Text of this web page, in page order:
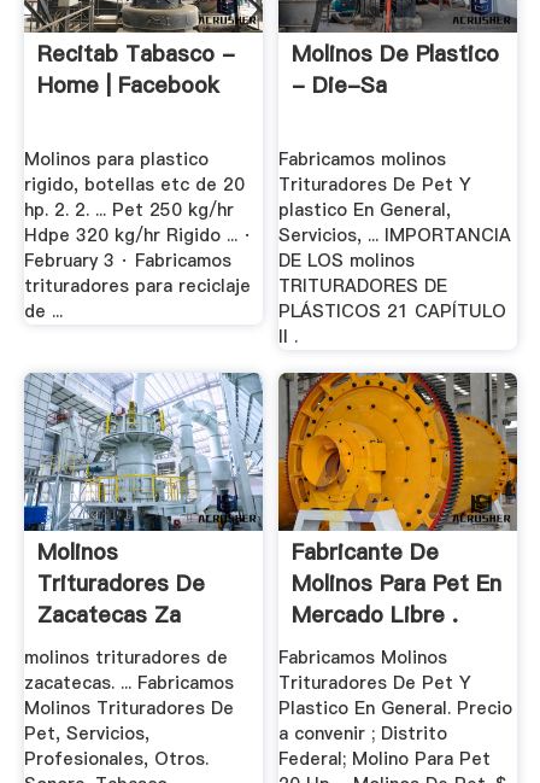
Recitab Tabasco -
Home | Facebook
Molinos para plastico
rigido, botellas etc de 20
hp. 2. 2. ... Pet 250 kg/hr
Hdpe 320 kg/hr Rigido ... ·
February 3 · Fabricamos
trituradores para reciclaje
de ...
Molinos De Plastico
- Die-Sa
Fabricamos molinos
Trituradores De Pet Y
plastico En General,
Servicios, ... IMPORTANCIA
DE LOS molinos
TRITURADORES DE
PLÁSTICOS 21 CAPÍTULO
II .
Molinos
Trituradores De
Zacatecas Za
molinos trituradores de
zacatecas. ... Fabricamos
Molinos Trituradores De
Pet, Servicios,
Profesionales, Otros.
Fabricante De
Molinos Para Pet En
Mercado Libre .
Fabricamos Molinos
Trituradores De Pet Y
Plastico En General. Precio
a convenir ; Distrito
Federal; Molino Para Pet